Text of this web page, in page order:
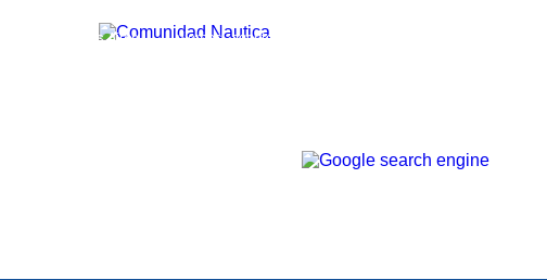
Buenos Aires viernes, agosto 7, 2026